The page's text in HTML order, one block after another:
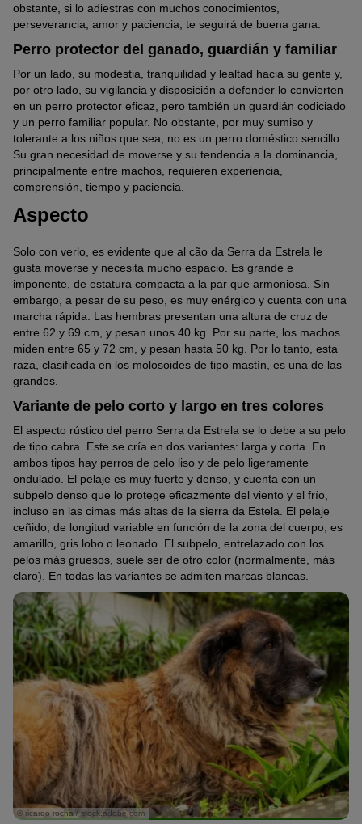
obstante, si lo adiestras con muchos conocimientos,
perseverancia, amor y paciencia, te seguirá de buena gana.
Perro protector del ganado, guardián y familiar
Por un lado, su modestia, tranquilidad y lealtad hacia su gente y,
por otro lado, su vigilancia y disposición a defender lo convierten
en un perro protector eficaz, pero también un guardián codiciado
y un perro familiar popular. No obstante, por muy sumiso y
tolerante a los niños que sea, no es un perro doméstico sencillo.
Su gran necesidad de moverse y su tendencia a la dominancia,
principalmente entre machos, requieren experiencia,
comprensión, tiempo y paciencia.
Aspecto
Solo con verlo, es evidente que al cão da Serra da Estrela le
gusta moverse y necesita mucho espacio. Es grande e
imponente, de estatura compacta a la par que armoniosa. Sin
embargo, a pesar de su peso, es muy enérgico y cuenta con una
marcha rápida. Las hembras presentan una altura de cruz de
entre 62 y 69 cm, y pesan unos 40 kg. Por su parte, los machos
miden entre 65 y 72 cm, y pesan hasta 50 kg. Por lo tanto, esta
raza, clasificada en los molosoides de tipo mastín, es una de las
grandes.
Variante de pelo corto y largo en tres colores
El aspecto rústico del perro Serra da Estrela se lo debe a su pelo
de tipo cabra. Este se cría en dos variantes: larga y corta. En
ambos tipos hay perros de pelo liso y de pelo ligeramente
ondulado. El pelaje es muy fuerte y denso, y cuenta con un
subpelo denso que lo protege eficazmente del viento y el frío,
incluso en las cimas más altas de la sierra da Estela. El pelaje
ceñido, de longitud variable en función de la zona del cuerpo, es
amarillo, gris lobo o leonado. El subpelo, entrelazado con los
pelos más gruesos, suele ser de otro color (normalmente, más
claro). En todas las variantes se admiten marcas blancas.
© ricardo rocha / stock.adobe.com